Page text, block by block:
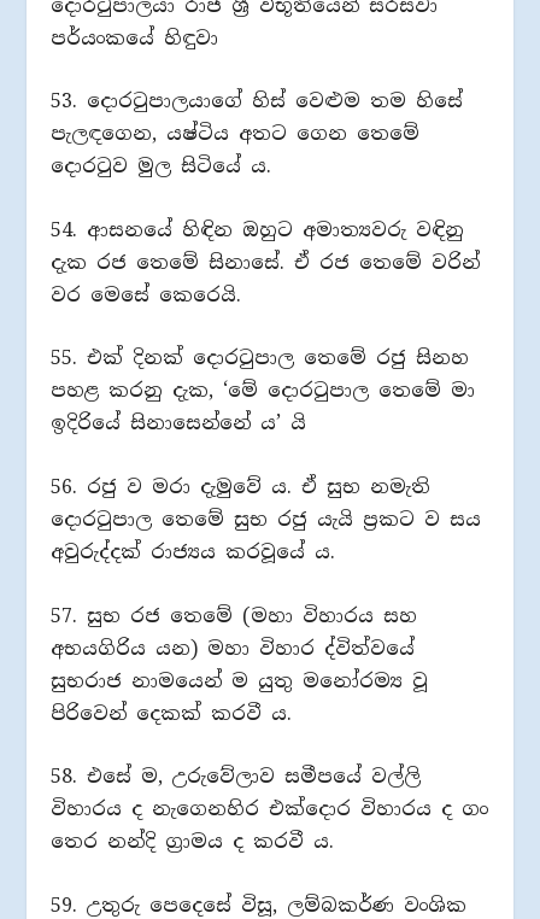
පර්යංකයේ හිඳුවා
53. දොරටුපාලයාගේ හිස් වෙළුම තම හිසේ
පැලඳගෙන, යෂ්ටිය අතට ගෙන තෙමේ
දොරටුව මුල සිටියේ ය.
54. ආසනයේ හිඳින ඔහුට අමාත්‍යවරු වඳිනු
දැක රජ තෙමේ සිනාසේ. ඒ රජ තෙමේ වරින්
වර මෙසේ කෙරෙයි.
55. එක් දිනක් දොරටුපාල තෙමේ රජු සිනහ
පහළ කරනු දැක, ‘මේ දොරටුපාල තෙමේ මා
ඉදිරියේ සිනාසෙන්නේ ය’ යි
56. රජු ව මරා දැමුවේ ය. ඒ සුභ නමැති
දොරටුපාල තෙමේ සුභ රජු යැයි ප්‍රකට ව සය
අවුරුද්දක් රාජ්‍යය කරවූයේ ය.
57. සුභ රජ තෙමේ (මහා විහාරය සහ
අභයගිරිය යන) මහා විහාර ද්විත්වයේ
සුභරාජ නාමයෙන් ම යුතු මනෝරම්‍ය වූ
පිරිවෙන් දෙකක් කරවී ය.
58. එසේ ම, උරුවේලාව සමීපයේ වල්ලි
විහාරය ද නැගෙනහිර එක්දොර විහාරය ද ගං
තෙර නන්දි ග්‍රාමය ද කරවී ය.
59. උතුරු පෙදෙසේ විසූ, ලම්බකර්ණ වංශික